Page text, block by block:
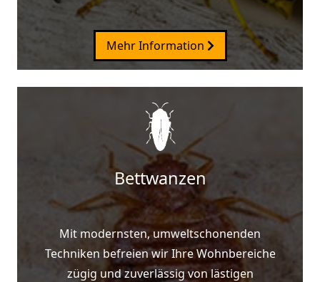
Mehr Information
Bettwanzen
Mit modernsten, umweltschonenden
Techniken befreien wir Ihre Wohnbereiche
zügig und zuverlässig von lästigen